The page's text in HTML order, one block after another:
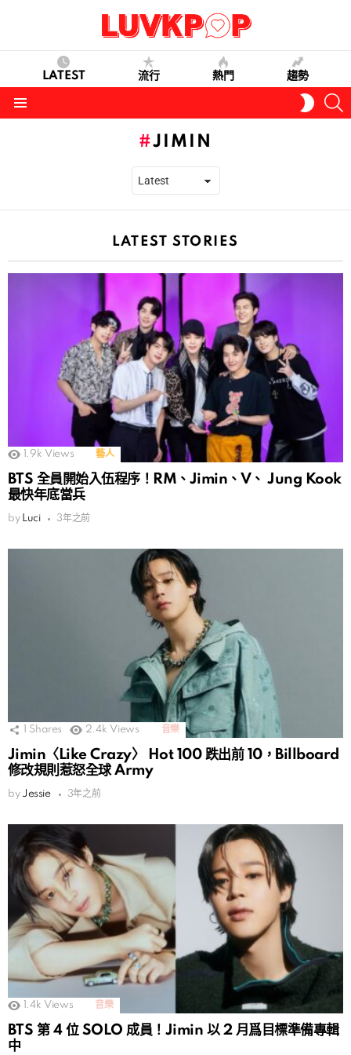
LATEST 流行 熱門 趨勢
SKIN
JIMIN
LATEST STORIES
1.9k Views 藝人
BTS 全員開始入伍程序！RM、Jimin、V、 Jung Kook
最快年底當兵
by Luci 3年之前
Shares 2.4k Views 音樂
Jimin〈Like Crazy〉 Hot 100 跌出前 10，Billboard
修改規則惹怒全球 Army
by Jessie 3年之前
1.4k Views 音樂
BTS 第 4 位 SOLO 成員！Jimin 以 2 月爲目標準備專輯
中